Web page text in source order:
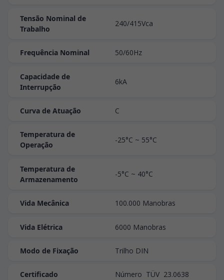
Tensão Nominal de
Trabalho
240/415Vca
Frequência Nominal 50/60Hz
Capacidade de
Interrupção
6kA
Curva de Atuação C
Temperatura de
Operação
-25°C ~ 55°C
Temperatura de
Armazenamento
-5°C ~ 40°C
Vida Mecânica 100.000 Manobras
Vida Elétrica 6000 Manobras
Modo de Fixação Trilho DIN
Certificado Número  TÜV  23.0638